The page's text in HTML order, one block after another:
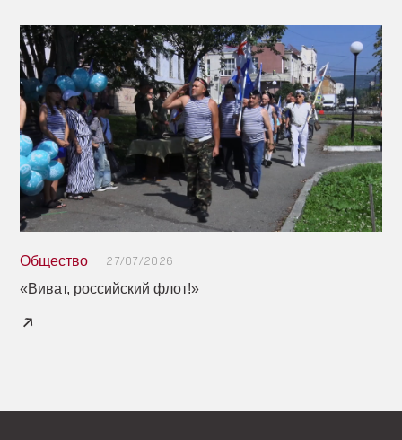
Общество 27/07/2026
«Виват, российский флот!»